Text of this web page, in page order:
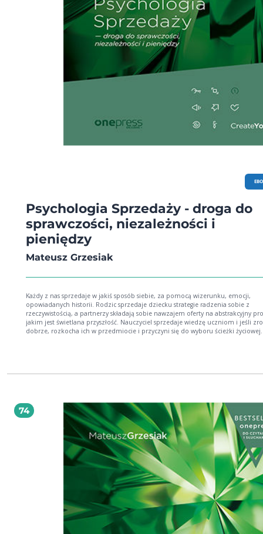
Psychologia Sprzedaży - droga do
sprawczości, niezależności i
pieniędzy
Mateusz Grzesiak
Każdy z nas sprzedaje w jakiś sposób siebie, za pomocą wizerunku, emocji,
opowiadanych historii. Rodzic sprzedaje dziecku strategie radzenia sobie z
rzeczywistością, a partnerzy składają sobie nawzajem oferty na abstrakcyjny
jakim jest świetlana przyszłość. Nauczyciel sprzedaje wiedzę uczniom i jeśli
dobrze, rozkocha ich w przedmiocie i przyczyni się do wyboru ścieżki życiowej.
każdy z nich opiera się na interakcji między dwoma podmiotami, z których
najskuteczniejszych specjalistów od handlu opracował uniwersalny model
MasterSales. Jego pierwsza część, czyli Inner Game, tłumaczy zasady budowania
pierwszego wizerunku oraz używania języka ciała w celu zrobienia jak
wrażenia. Druga część - Relations Game - uczy technik służących do
i zaufania, a także określania jego potrzeb. Część trzecia to Sales Game -
bezpośrednio dotyczące narzędzi zamykających sprzedaż produktu bądź
Każde z tych narzędzi jest tak opisane i zaprezentowane, by nadawało się od
zastosowania zarówno przez rasowego handlowca, jak i osoby z innych branż,
świadome, że sprzedaż jest jedną z najważniejszych umiejętności życiowych.
74